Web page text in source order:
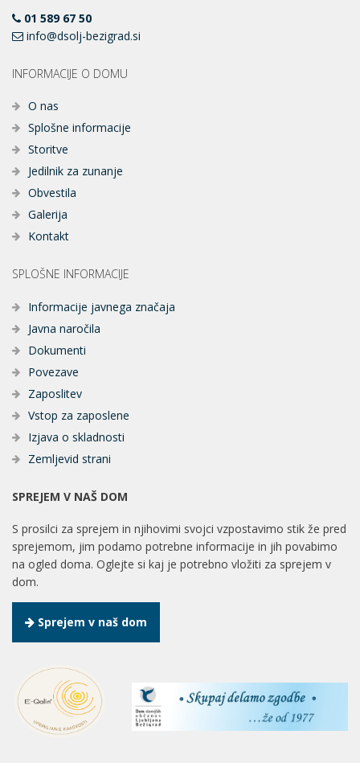
01 589 67 50
info@dsolj-bezigrad.si
INFORMACIJE O DOMU
O nas
Splošne informacije
Storitve
Jedilnik za zunanje
Obvestila
Galerija
Kontakt
SPLOŠNE INFORMACIJE
Informacije javnega značaja
Javna naročila
Dokumenti
Povezave
Zaposlitev
Vstop za zaposlene
Izjava o skladnosti
Zemljevid strani
SPREJEM V NAŠ DOM
S prosilci za sprejem in njihovimi svojci vzpostavimo stik že pred
sprejemom, jim podamo potrebne informacije in jih povabimo
na ogled doma. Oglejte si kaj je potrebno vložiti za sprejem v
dom.
Sprejem v naš dom